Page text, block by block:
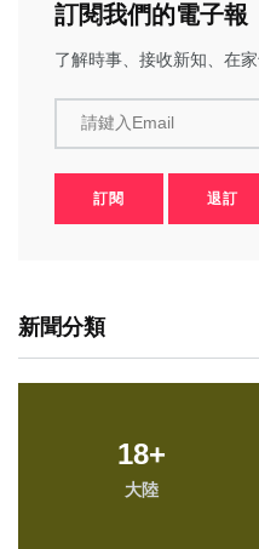
訂閱我們的電子報
了解時事、接收新知、在
請鍵入Email
訂閱 退訂
新聞分類
18+
大陸